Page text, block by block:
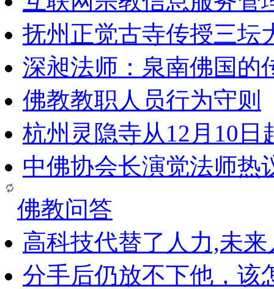
抚州正觉古寺传授三坛
深昶法师：泉南佛国的
佛教教职人员行为守则
杭州灵隐寺从12月10日
中佛协会长演觉法师热
佛教问答
高科技代替了人力,未
分手后仍放不下他，该